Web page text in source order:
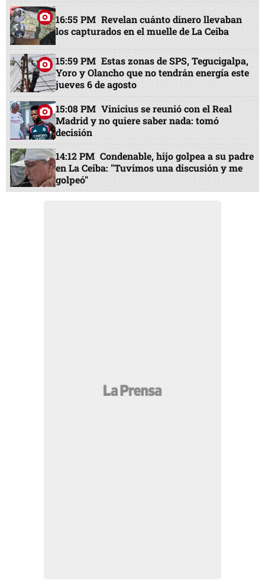
16:55 PM Revelan cuánto dinero llevaban
los capturados en el muelle de La Ceiba
15:59 PM Estas zonas de SPS, Tegucigalpa,
Yoro y Olancho que no tendrán energía este
jueves 6 de agosto
15:08 PM Vinicius se reunió con el Real
Madrid y no quiere saber nada: tomó
decisión
14:12 PM Condenable, hijo golpea a su padre
en La Ceiba: "Tuvimos una discusión y me
golpeó"